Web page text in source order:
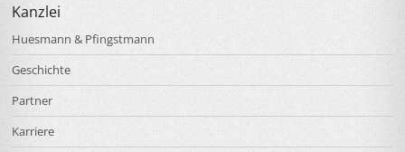
Kanzlei
Huesmann & Pfingstmann
Geschichte
Partner
Karriere